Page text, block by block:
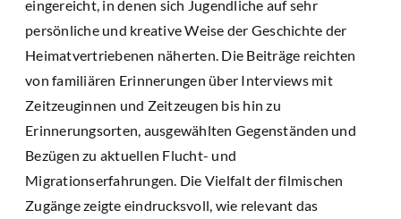
eingereicht, in denen sich Jugendliche auf sehr
persönliche und kreative Weise der Geschichte der
Heimatvertriebenen näherten. Die Beiträge reichten
von familiären Erinnerungen über Interviews mit
Zeitzeuginnen und Zeitzeugen bis hin zu
Erinnerungsorten, ausgewählten Gegenständen und
Bezügen zu aktuellen Flucht- und
Migrationserfahrungen. Die Vielfalt der filmischen
Zugänge zeigte eindrucksvoll, wie relevant das